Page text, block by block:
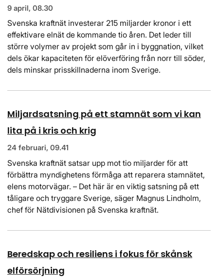
9 april, 08.30
Svenska kraftnät investerar 215 miljarder kronor i ett
effektivare elnät de kommande tio åren. Det leder till
större volymer av projekt som går in i byggnation, vilket
dels ökar kapaciteten för elöverföring från norr till söder,
dels minskar prisskillnaderna inom Sverige.
Miljardsatsning på ett stamnät som vi kan
lita på i kris och krig
24 februari, 09.41
Svenska kraftnät satsar upp mot tio miljarder för att
förbättra myndighetens förmåga att reparera stamnätet,
elens motorvägar. – Det här är en viktig satsning på ett
tåligare och tryggare Sverige, säger Magnus Lindholm,
chef för Nätdivisionen på Svenska kraftnät.
Beredskap och resiliens i fokus för skånsk
elförsörjning